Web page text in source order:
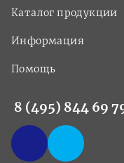
Каталог продукции
Информация
Помощь
8 (495) 844 69